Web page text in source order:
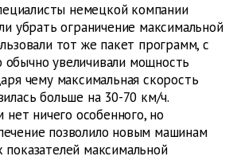
немецкой компании
убрать ограничение максимальной
тот же пакет программ, с
увеличивали мощность
чему максимальная скорость
больше на 30-70 км/ч.
нет ничего особенного, но
позволило новым машинам
максимальной